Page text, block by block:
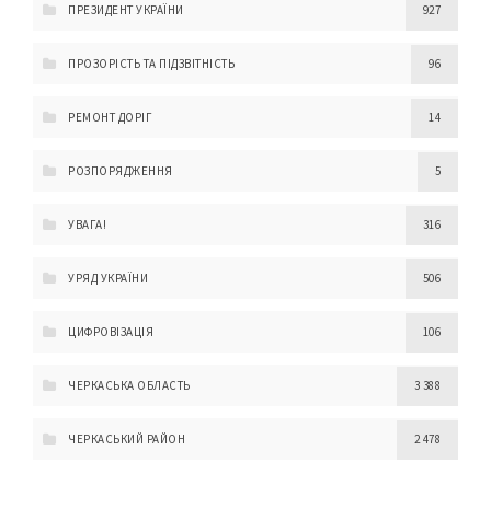
ПРЕЗИДЕНТ УКРАЇНИ 927
ПРОЗОРІСТЬ ТА ПІДЗВІТНІСТЬ 96
РЕМОНТ ДОРІГ 14
РОЗПОРЯДЖЕННЯ 5
УВАГА! 316
УРЯД УКРАЇНИ 506
ЦИФРОВІЗАЦІЯ 106
ЧЕРКАСЬКА ОБЛАСТЬ 3 388
ЧЕРКАСЬКИЙ РАЙОН 2 478